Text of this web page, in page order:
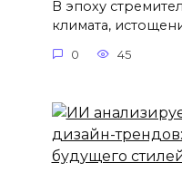
В эпоху
климата,
0 45